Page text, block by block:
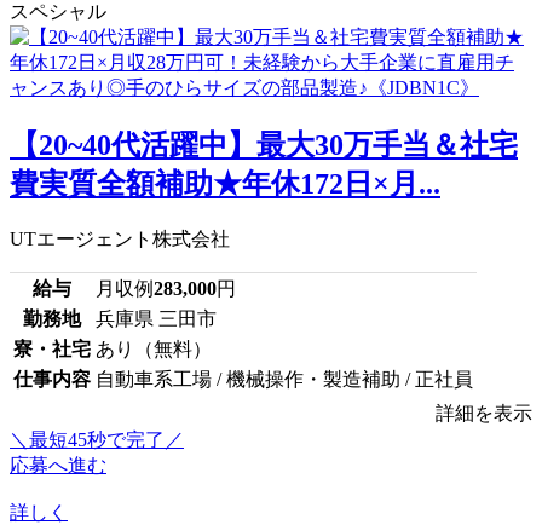
スペシャル
【20~40代活躍中】最大30万手当＆社宅
費実質全額補助★年休172日×月...
UTエージェント株式会社
給与 月収例283,000円
勤務地
兵庫県 三田市
寮・社宅 あり（無料）
仕事内容 自動車系工場 / 機械操作・製造補助 / 正社員
詳細を表示
＼最短45秒で完了／
応募へ進む
詳しく